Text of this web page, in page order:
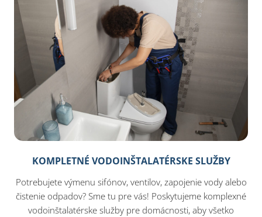
KOMPLETNÉ VODOINŠTALATÉRSKE SLUŽBY
Potrebujete výmenu sifónov, ventilov, zapojenie vody alebo
čistenie odpadov? Sme tu pre vás! Poskytujeme komplexné
vodoinštalatérske služby pre domácnosti, aby všetko